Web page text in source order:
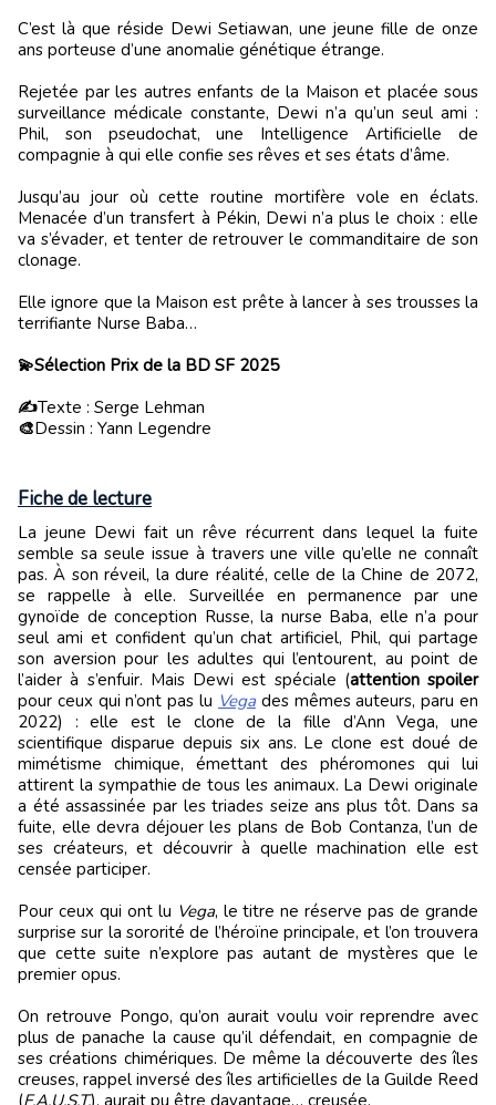
C’est là que réside Dewi Setiawan, une jeune fille de onze
ans porteuse d’une anomalie génétique étrange.
Rejetée par les autres enfants de la Maison et placée sous
surveillance médicale constante, Dewi n’a qu’un seul ami :
Phil, son pseudochat, une Intelligence Artificielle de
compagnie à qui elle confie ses rêves et ses états d’âme.
Jusqu’au jour où cette routine mortifère vole en éclats.
Menacée d’un transfert à Pékin, Dewi n’a plus le choix : elle
va s’évader, et tenter de retrouver le commanditaire de son
clonage.
Elle ignore que la Maison est prête à lancer à ses trousses la
terrifiante Nurse Baba…
💫Sélection Prix de la BD SF 2025
✍️Texte : Serge Lehman
🎨Dessin : Yann Legendre
Fiche de lecture
La jeune Dewi fait un rêve récurrent dans lequel la fuite
semble sa seule issue à travers une ville qu’elle ne connaît
pas. À son réveil, la dure réalité, celle de la Chine de 2072,
se rappelle à elle. Surveillée en permanence par une
gynoïde de conception Russe, la nurse Baba, elle n’a pour
seul ami et confident qu’un chat artificiel, Phil, qui partage
son aversion pour les adultes qui l’entourent, au point de
l’aider à s’enfuir. Mais Dewi est spéciale (attention spoiler
pour ceux qui n’ont pas lu Vegades mêmes auteurs, paru en
2022) : elle est le clone de la fille d’Ann Vega, une
scientifique disparue depuis six ans. Le clone est doué de
mimétisme chimique, émettant des phéromones qui lui
attirent la sympathie de tous les animaux. La Dewi originale
a été assassinée par les triades seize ans plus tôt. Dans sa
fuite, elle devra déjouer les plans de Bob Contanza, l’un de
ses créateurs, et découvrir à quelle machination elle est
censée participer.
Pour ceux qui ont lu Vega, le titre ne réserve pas de grande
surprise sur la sororité de l’héroïne principale, et l’on trouvera
que cette suite n’explore pas autant de mystères que le
premier opus.
On retrouve Pongo, qu’on aurait voulu voir reprendre avec
plus de panache la cause qu’il défendait, en compagnie de
ses créations chimériques. De même la découverte des îles
creuses, rappel inversé des îles artificielles de la Guilde Reed